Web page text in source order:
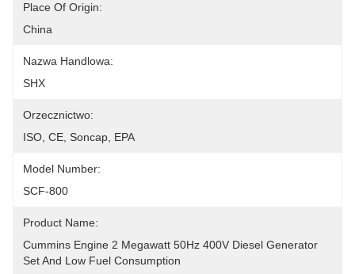
Place Of Origin:
China
Nazwa Handlowa:
SHX
Orzecznictwo:
ISO, CE, Soncap, EPA
Model Number:
SCF-800
Product Name:
Cummins Engine 2 Megawatt 50Hz 400V Diesel Generator
Set And Low Fuel Consumption